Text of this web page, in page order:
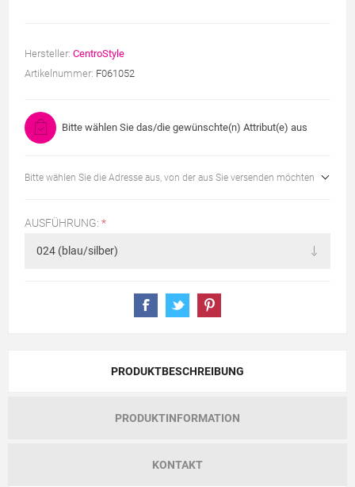
Hersteller: CentroStyle
Artikelnummer: F061052
Bitte wählen Sie das/die gewünschte(n) Attribut(e) aus
Bitte wählen Sie die Adresse aus, von der aus Sie versenden möchten
AUSFÜHRUNG: *
PRODUKTBESCHREIBUNG
PRODUKTINFORMATION
KONTAKT